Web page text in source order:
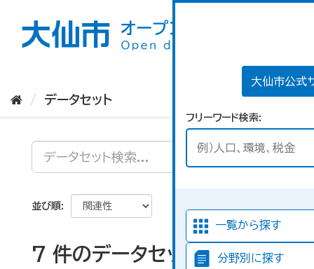
大仙市公式
フリーワード検索
一覧から探す
分野別に探す
データセット
並び順
7 件のデータセットが見つか